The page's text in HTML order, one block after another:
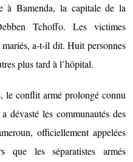
à Bamenda, la capitale de la
Tchoffo. Les victimes
a-t-il dit. Huit personnes
plus tard à l’hôpital.
le conflit armé prolongé connu
dévasté les communautés des
officiellement appelées
que les séparatistes armés